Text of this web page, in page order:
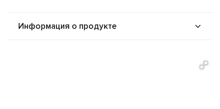
Информация о продукте